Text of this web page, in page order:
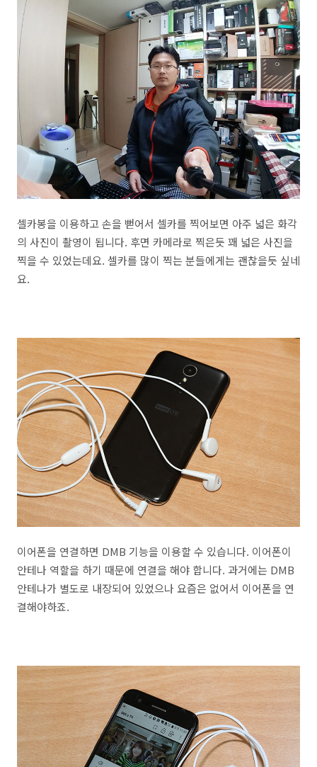
셀카봉을 이용하고 손을 뻗어서 셀카를 찍어보면 아주 넓은 화각
의 사진이 촬영이 됩니다. 후면 카메라로 찍은듯 꽤 넓은 사진을
찍을 수 있었는데요. 셀카를 많이 찍는 분들에게는 괜찮을듯 싶네
요.
이어폰을 연결하면 DMB 기능을 이용할 수 있습니다. 이어폰이
안테나 역할을 하기 때문에 연결을 해야 합니다. 과거에는 DMB
안테나가 별도로 내장되어 있었으나 요즘은 없어서 이어폰을 연
결해야하죠.